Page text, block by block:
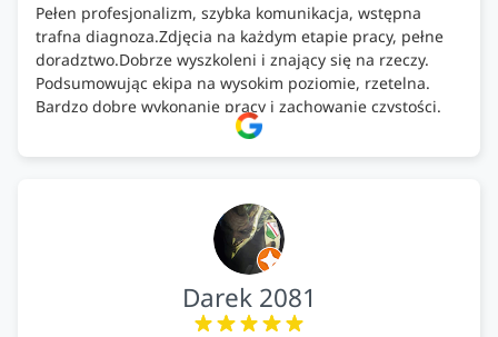
Pełen profesjonalizm, szybka komunikacja, wstępna
trafna diagnoza.Zdjęcia na każdym etapie pracy, pełne
doradztwo.Dobrze wyszkoleni i znający się na rzeczy.
Podsumowując ekipa na wysokim poziomie, rzetelna.
Bardzo dobre wykonanie pracy i zachowanie czystości.
Darek 2081